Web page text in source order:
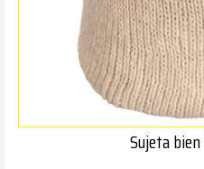
Sujeta